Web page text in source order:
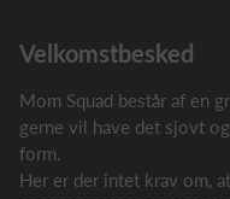
Velkomstbesked
Mom Squad består af en
gerne vil have det sjovt
form.
Her er der intet krav om,